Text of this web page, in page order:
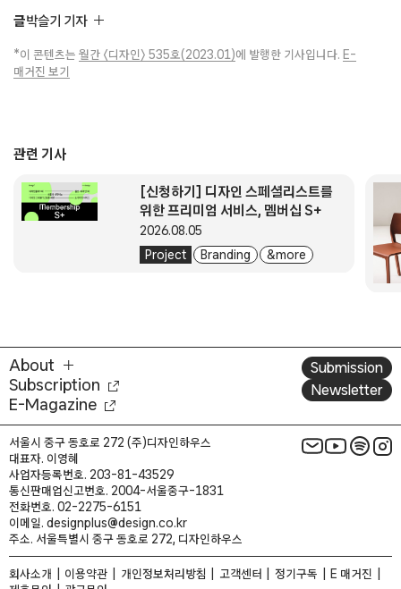
글박슬기 기자
*이 콘텐츠는 월간 〈디자인〉 535호(2023.01)에 발행한 기사입니다. E-
매거진 보기
관련 기사
[신청하기] 디자인 스페셜리스트를
위한 프리미엄 서비스, 멤버십 S+